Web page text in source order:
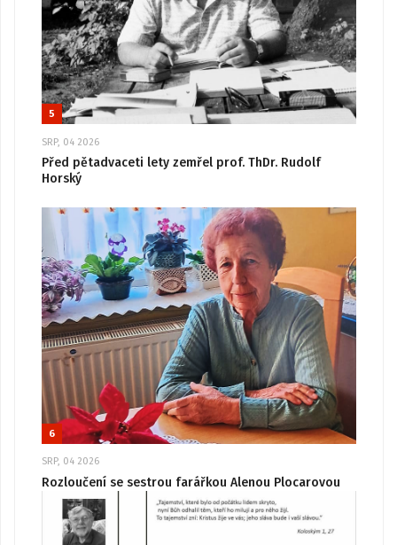
5
SRP, 04 2026
Před pětadvaceti lety zemřel prof. ThDr. Rudolf
Horský
6
SRP, 04 2026
Rozloučení se sestrou farářkou Alenou Plocarovou